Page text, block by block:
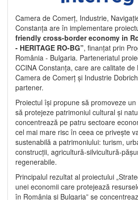
Camera de Comerț, Industrie,
Constanța are în implementare
friendly cross-border economy in
- HERITAGE RO-BG”, finanțat prin
România - Bulgaria. Parteneriatul
CCINA Constanța, care are calitate
Camera de Comerț și Industrie
partener.
Proiectul își propune să promoveze
să protejeze patrimoniul cultural și
concentrează pe patru sectoare
cel mai mare risc în ceea ce privește
sustenabilă a patrimoniului: turism,
construcții, agricultură-silvicultură-
regenerabile.
Principalul rezultat al proiectului
unei economii care protejează
în România și Bulgaria” se